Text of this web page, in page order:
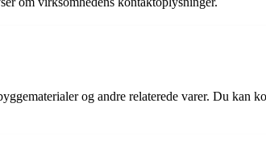
og andre relaterede varer. Du kan